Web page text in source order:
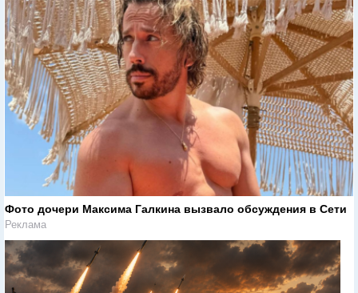
Фото дочери Максима Галкина вызвало обсуждения в Сети
Реклама